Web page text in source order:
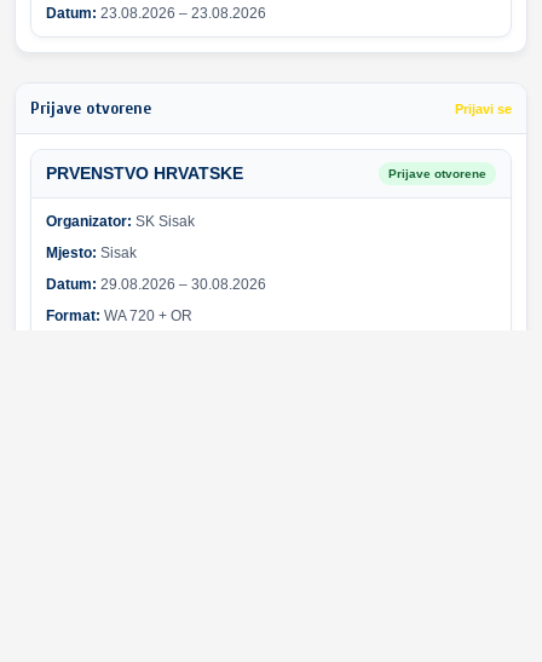
Datum: 23.08.2026 – 23.08.2026
Prijave otvorene Prijavi se
PRVENSTVO HRVATSKE Prijave otvorene
Organizator: SK Sisak
Mjesto: Sisak
Datum: 29.08.2026 – 30.08.2026
Format: WA 720 + OR